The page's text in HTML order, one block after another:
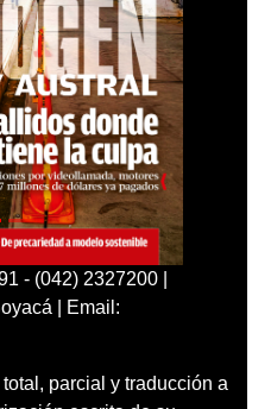
- (042) 2327200 |
| Email:
parcial y traducción a